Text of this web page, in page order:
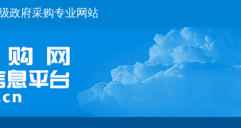
政府采购专业网站